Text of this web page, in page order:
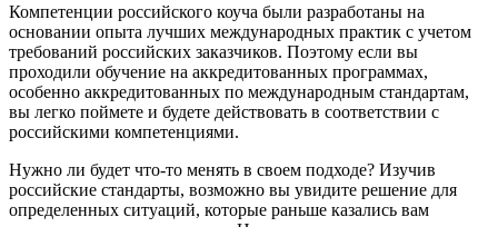
Компетенции российского коуча были разработаны на
основании опыта лучших международных практик с учетом
требований российских заказчиков. Поэтому если вы
проходили обучение на аккредитованных программах,
особенно аккредитованных по международным стандартам,
вы легко поймете и будете действовать в соответствии с
российскими компетенциями.
Нужно ли будет что-то менять в своем подходе? Изучив
российские стандарты, возможно вы увидите решение для
определенных ситуаций, которые раньше казались вам